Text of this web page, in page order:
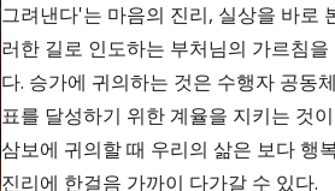
그려낸다'는 마음의 진리, 실상을 바로
러한 길로 인도하는 부처님의 가르침
다. 승가에 귀의하는 것은 수행자 공동
표를 달성하기 위한 계율을 지키는 것
삼보에 귀의할 때 우리의 삶은 보다 행
진리에 한걸음 가까이 다가갈 수 있다.